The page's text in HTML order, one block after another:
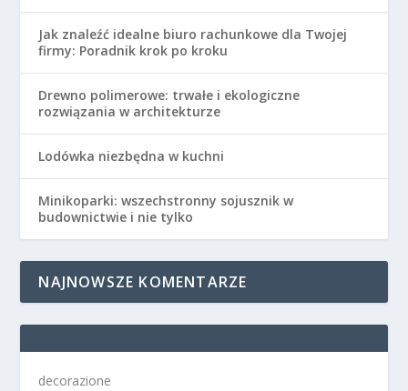
Jak znaleźć idealne biuro rachunkowe dla Twojej
firmy: Poradnik krok po kroku
Drewno polimerowe: trwałe i ekologiczne
rozwiązania w architekturze
Lodówka niezbędna w kuchni
Minikoparki: wszechstronny sojusznik w
budownictwie i nie tylko
NAJNOWSZE KOMENTARZE
decorazione